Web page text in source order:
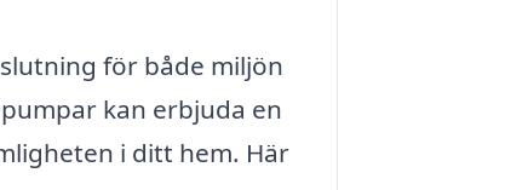
för både miljön
kan erbjuda en
i ditt hem. Här